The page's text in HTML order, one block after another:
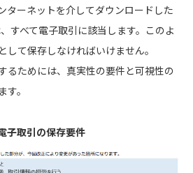
ターネットを介してダウンロードした
すべて電子取引に該当します。このよ
して保存しなければいけません。
るためには、真実性の要件と可視性の
。
子取引の保存要件